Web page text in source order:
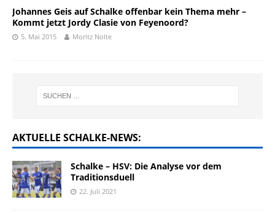
Johannes Geis auf Schalke offenbar kein Thema mehr –
Kommt jetzt Jordy Clasie von Feyenoord?
5. Mai 2015 Moritz Nolte
AKTUELLE SCHALKE-NEWS:
Schalke – HSV: Die Analyse vor dem
Traditionsduell
22. Juli 2021